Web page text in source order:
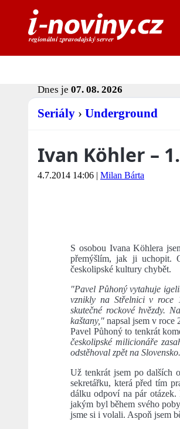
Dnes je 07. 08. 2026
Seriály › Underground
Ivan Köhler –
4.7.2014 14:06 | Milan Bárta
S osobou Ivana Köhlera
přemýšlím, jak ji uchopit.
českolipské kultury chybět.
"Pavel Půhoný vytahuje
vznikly na Střelnici v roce
skutečné rockové hvězdy.
kaštany," napsal jsem v roce
Pavel Půhoný to tenkrát
českolipské milicionáře
odstěhoval zpět na
Už tenkrát jsem po dalších
sekretářku, která před tím
dálku odpoví na pár otázek.
jakým byl během svého
jsme si i volali. Aspoň jsem